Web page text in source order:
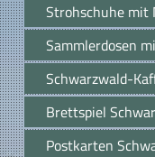
Strohschuhe mit
Sammlerdosen
Schwarzwald-
Brettspiel
Postkarten